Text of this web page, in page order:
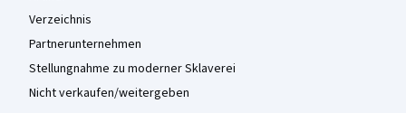
Verzeichnis
Partnerunternehmen
Stellungnahme zu moderner Sklaverei
Nicht verkaufen/weitergeben